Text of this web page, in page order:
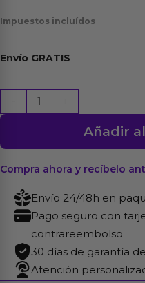
Impuestos incluídos
Envío GRATIS
Vibrador
Movimiento
Waving
APP
USB
cantidad
Añadir
Compra ahora y recíbelo
Envío 24/48h en
Pago seguro con
contrareembolso
30 días de garantía
Atención